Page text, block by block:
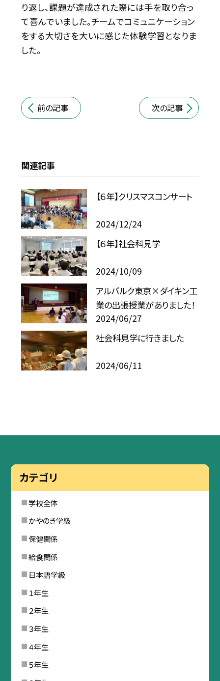
り返し、課題が達成された際には手を取り合っ
て喜んでいました。チームでコミュニケーション
をする大切さを大いに感じた体験学習となりま
した。
前の記事 次の記事
関連記事
【６年】クリスマスコンサート
2024/12/24
【６年】社会科見学
2024/10/09
アルバルク東京×ダイキン工
業の出張授業がありました！
2024/06/27
社会科見学に行きました
2024/06/11
カテゴリ
学校全体
かやのき学級
保健関係
給食関係
日本語学級
１年生
２年生
３年生
４年生
５年生